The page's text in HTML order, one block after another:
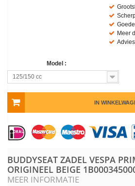
Meer
Model :
125/150 cc
IN
BUDDYSEAT ZADEL VESPA
ORIGINEEL BEIGE
MEER INFORMATIE